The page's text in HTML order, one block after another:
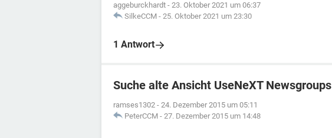
aggeburckhardt - 23. Oktober 2021 um 06:37
SilkeCCM - 25. Oktober 2021 um 23:30
1 Antwort
Suche alte Ansicht UseNeXT Newsgroups
ramses1302 - 24. Dezember 2015 um 05:11
PeterCCM - 27. Dezember 2015 um 14:48